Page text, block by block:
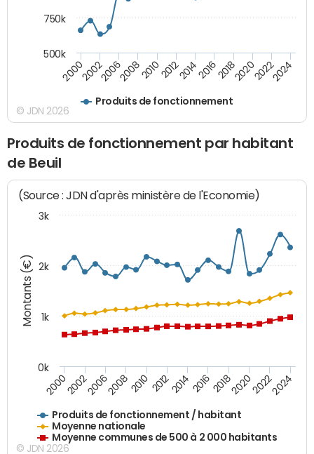
Produits de fonctionnement
200020022006200820102012201420162018202020222024
500k
750k
© JDN 2026
Produits de fonctionnement par habitant
de Beuil
Montants (€)
(Source : JDN d'après ministère de l'Economie)
Produits de fonctionnement / habitant
Moyenne nationale
Moyenne communes de 500 à 2 000 habitants
20002002200620082010 2012201420162018202020222024
1k
2k
3k
0k
© JDN 2026